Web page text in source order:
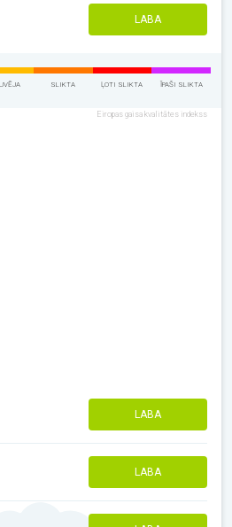
LABA
SLIKTA ĻOTI SLIKTA ĪPAŠI SLIKTA
Eiropas gaisa kvalitātes indekss
LABA
LABA